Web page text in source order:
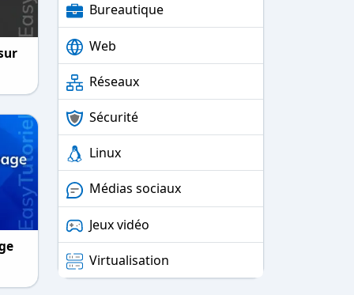
Bureautique
Web
Réseaux
Sécurité
Linux
Médias sociaux
Jeux vidéo
Virtualisation